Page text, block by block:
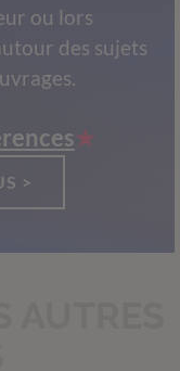
ou lors
des sujets
>